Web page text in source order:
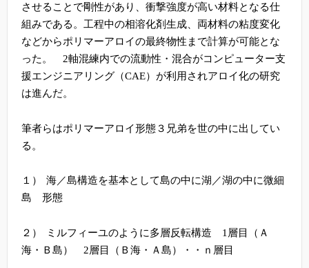
させることで剛性があり、衝撃強度が高い材料となる仕
組みである。 工程中の相溶化剤生成、両材料の粘度変化
などからポリマーアロイの最終物性まで計算が可能とな
った。 2軸混練内での流動性・混合がコンピューター支
援エンジニアリング（CAE）が利用されアロイ化の研究
は進んだ。
筆者らはポリマーアロイ形態３兄弟を世の中に出してい
る。
１）
海／島構造を基本として島の中に湖／湖の中に微細
島 形態
２） ミルフィーユのように多層反転構造 1 層目（Ａ
海・Ｂ島） 2層目（Ｂ海・Ａ島）・・ｎ層目